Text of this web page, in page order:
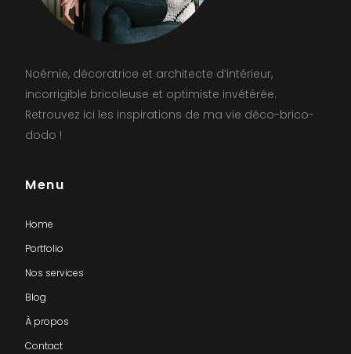
Noémie, décoratrice et architecte d’intérieur,
incorrigible bricoleuse et optimiste invétérée.
Retrouvez ici les inspirations de ma vie déco-brico-
dodo !
Menu
Home
Portfolio
Nos services
Blog
À propos
Contact